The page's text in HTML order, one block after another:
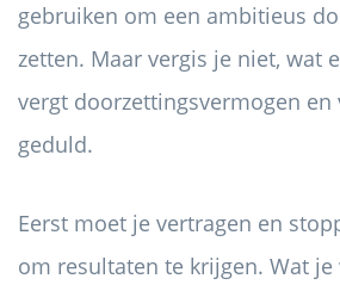
gebruiken om een ​​ambitieus
zetten. Maar vergis je niet, wat
vergt doorzettingsvermogen en
geduld.
Eerst moet je vertragen en
om resultaten te krijgen. Wat